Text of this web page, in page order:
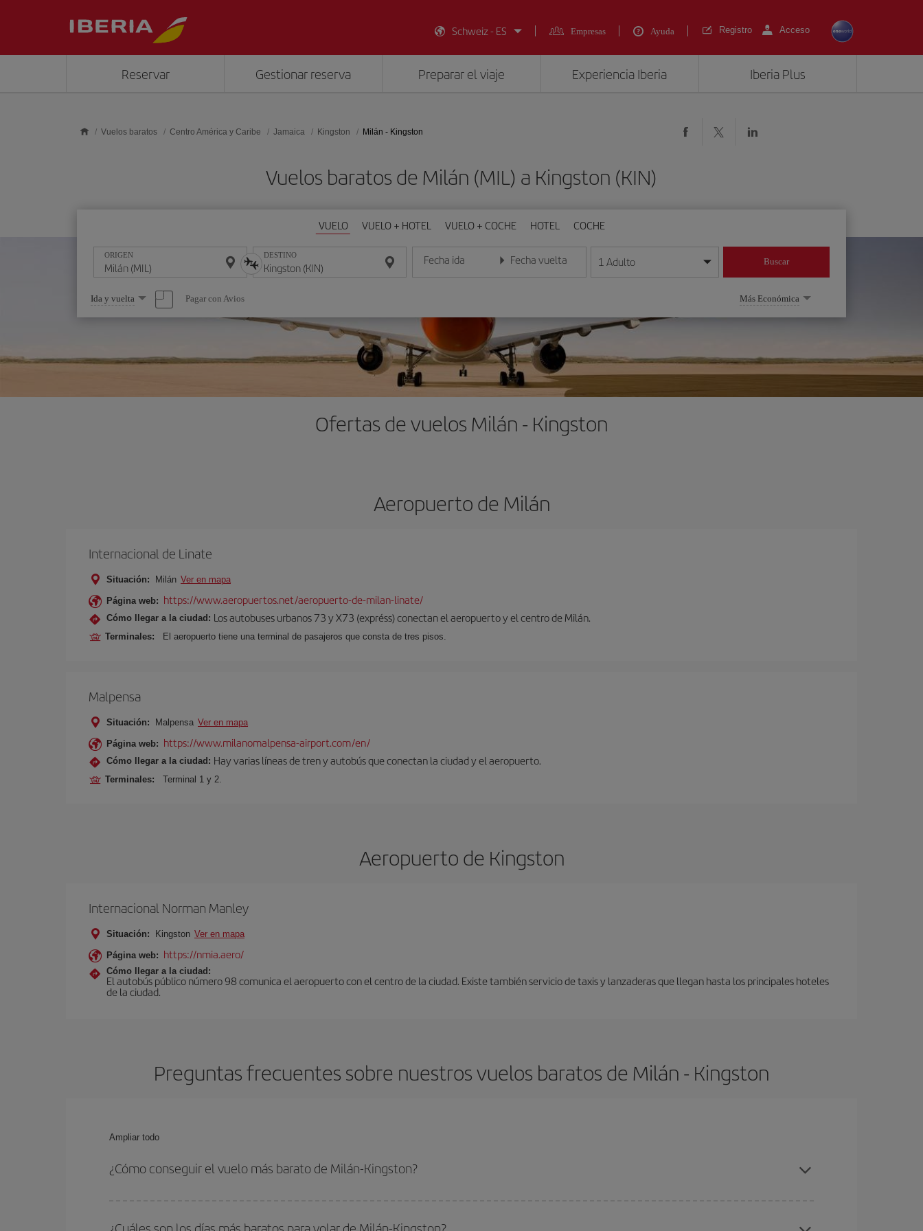
Schweiz - ES
Empresas Ayuda Registro Acceso
Reservar Gestionar reserva Preparar el viaje Experiencia Iberia Iberia Plus
Vuelos baratos Centro América y Caribe Jamaica Kingston Milán - Kingston
Vuelos baratos de Milán (MIL) a Kingston (KIN)
VUELO VUELO + HOTEL VUELO + COCHE HOTEL COCHE
ORIGEN DESTINO Fecha ida
Introduce la fecha en formato día/mes/año
Fecha vuelta
Introduce la fecha en formato día/mes/año
1 Adulto Buscar
Seleccione
una
opción
Ida y vuelta Pagar con Avios Más Económica
Ofertas de vuelos Milán - Kingston
Aeropuerto de Milán
Internacional de Linate
Situación: Milán Ver en mapa
Página web: https://www.aeropuertos.net/aeropuerto-de-milan-linate/
Cómo llegar a la ciudad: Los autobuses urbanos 73 y X73 (expréss) conectan el aeropuerto y el centro de Milán.
Terminales: El aeropuerto tiene una terminal de pasajeros que consta de tres pisos.
Malpensa
Situación: Malpensa Ver en mapa
Página web: https://www.milanomalpensa-airport.com/en/
Cómo llegar a la ciudad: Hay varias líneas de tren y autobús que conectan la ciudad y el aeropuerto.
Terminales: Terminal 1 y 2.
Aeropuerto de Kingston
Internacional Norman Manley
Situación: Kingston Ver en mapa
Página web: https://nmia.aero/
Cómo llegar a la ciudad:
El autobús público número 98 comunica el aeropuerto con el centro de la ciudad. Existe también servicio de taxis y lanzaderas que llegan hasta los principales hoteles
de la ciudad.
Preguntas frecuentes sobre nuestros vuelos baratos de Milán - Kingston
Ampliar todo
¿Cómo conseguir el vuelo más barato de Milán-Kingston?
fechas y horarios de ida y vuelta.